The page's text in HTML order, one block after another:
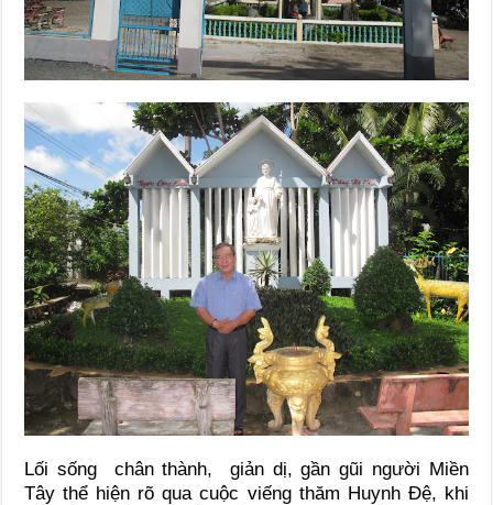
Lối sống chân thành, giản dị, gần gũi người Miền
Tây thể hiện rõ qua cuộc viếng thăm Huynh Đệ, khi